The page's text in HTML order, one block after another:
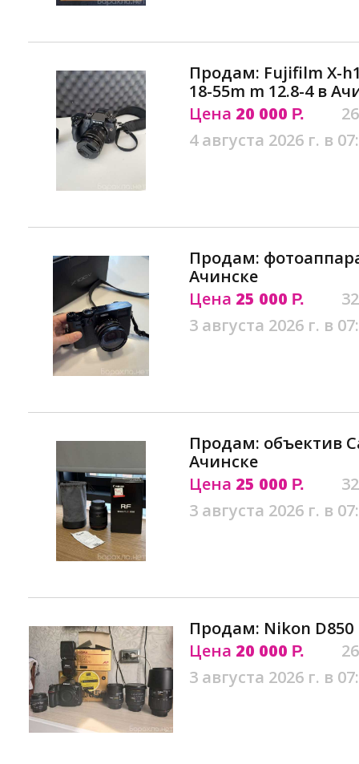
Продам: Fujifilm X-
18-55m m 12.8-4 в
Цена 20 000 Р.
4 августа 2026 г. в
Продам:
Ачинске
Цена 25 000 Р.
3 августа 2026 г. в
Продам: объектив
Ачинске
Цена 25 000 Р.
3 августа 2026 г. в
Продам: Nikon D850
Цена 20 000 Р.
3 августа 2026 г. в